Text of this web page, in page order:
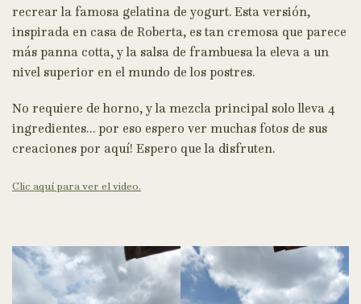
recrear la famosa gelatina de yogurt. Esta versión,
inspirada en casa de Roberta, es tan cremosa que parece
más panna cotta, y la salsa de frambuesa la eleva a un
nivel superior en el mundo de los postres.
No requiere de horno, y la mezcla principal solo lleva 4
ingredientes… por eso espero ver muchas fotos de sus
creaciones por aquí! Espero que la disfruten.
Clic aquí para ver el video.